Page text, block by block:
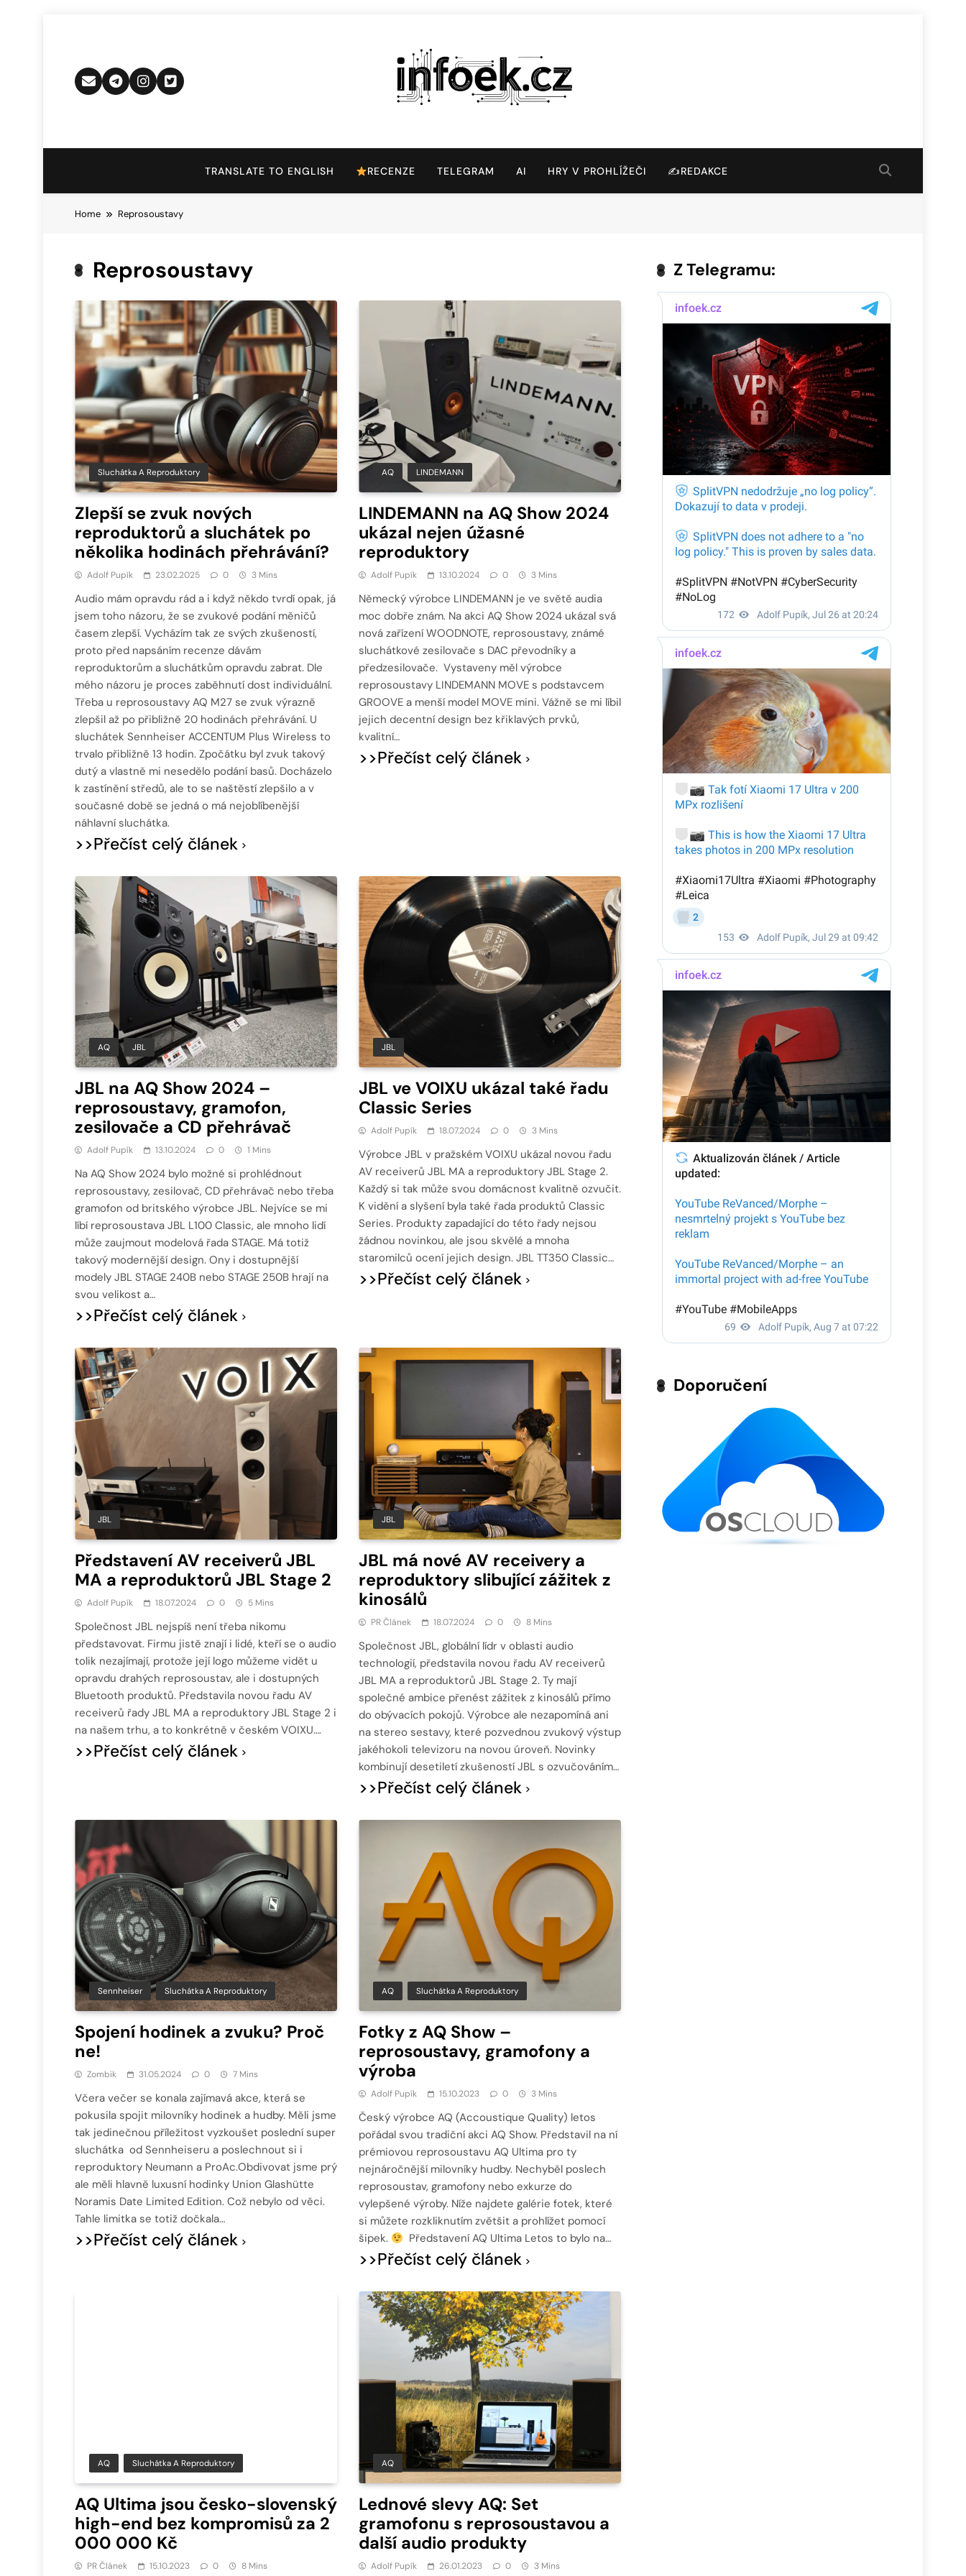
Infoek.cz
TRANSLATE TO ENGLISH RECENZE TELEGRAM AI HRY V PROHLÍŽEČI ✍️REDAKCE
Home Reprosoustavy
Reprosoustavy
Sluchátka A Reproduktory
Zlepší se zvuk nových
reproduktorů a sluchátek po
několika hodinách přehrávání?
Adolf Pupík 23.02.2025 0 3 Mins
Audio mám opravdu rád a i když někdo tvrdí opak, já
jsem toho názoru, že se zvukové podání měničů
časem zlepší. Vycházím tak ze svých zkušeností,
proto před napsáním recenze dávám
reproduktorům a sluchátkům opravdu zabrat. Dle
mého názoru je proces zaběhnutí dost individuální.
Třeba u reprosoustavy AQ M27 se zvuk výrazně
zlepšil až po přibližně 20 hodinách přehrávání. U
sluchátek Sennheiser ACCENTUM Plus Wireless to
trvalo přibližně 13 hodin. Zpočátku byl zvuk takový
dutý a vlastně mi nesedělo podání basů. Docházelo
k zastínění středů, ale to se naštěstí zlepšilo a v
současné době se jedná o má nejoblíbenější
náhlavní sluchátka.
>>Přečíst celý článek
AQ LINDEMANN
LINDEMANN na AQ Show 2024
ukázal nejen úžasné
reproduktory
Adolf Pupík 13.10.2024 0 3 Mins
Německý výrobce LINDEMANN je ve světě audia
moc dobře znám. Na akci AQ Show 2024 ukázal svá
nová zařízení WOODNOTE, reprosoustavy, známé
sluchátkové zesilovače s DAC převodníky a
předzesilovače. Vystaveny měl výrobce
reprosoustavy LINDEMANN MOVE s podstavcem
GROOVE a menší model MOVE mini. Vážně se mi líbil
jejich decentní design bez křiklavých prvků,
kvalitní…
>>Přečíst celý článek
AQ JBL
JBL na AQ Show 2024 –
reprosoustavy, gramofon,
zesilovače a CD přehrávač
Adolf Pupík 13.10.2024 0 1 Mins
Na AQ Show 2024 bylo možné si prohlédnout
reprosoustavy, zesilovač, CD přehrávač nebo třeba
gramofon od britského výrobce JBL. Nejvíce se mi
líbí reprosoustava JBL L100 Classic, ale mnoho lidí
může zaujmout modelová řada STAGE. Má totiž
takový modernější design. Ony i dostupnější
modely JBL STAGE 240B nebo STAGE 250B hrají na
svou velikost a…
>>Přečíst celý článek
JBL
JBL ve VOIXU ukázal také řadu
Classic Series
Adolf Pupík 18.07.2024 0 3 Mins
Výrobce JBL v pražském VOIXU ukázal novou řadu
AV receiverů JBL MA a reproduktory JBL Stage 2.
Každý si tak může svou domácnost kvalitně ozvučit.
K vidění a slyšení byla také řada produktů Classic
Series. Produkty zapadající do této řady nejsou
žádnou novinkou, ale jsou skvělé a mnoha
staromilců ocení jejich design. JBL TT350 Classic…
>>Přečíst celý článek
JBL
Představení AV receiverů JBL
MA a reproduktorů JBL Stage 2
Adolf Pupík 18.07.2024 0 5 Mins
Společnost JBL nejspíš není třeba nikomu
představovat. Firmu jistě znají i lidé, kteří se o audio
tolik nezajímají, protože její logo můžeme vidět u
opravdu drahých reprosoustav, ale i dostupných
Bluetooth produktů. Představila novou řadu AV
receiverů řady JBL MA a reproduktory JBL Stage 2 i
na našem trhu, a to konkrétně v českém VOIXU….
>>Přečíst celý článek
JBL
JBL má nové AV receivery a
reproduktory slibující zážitek z
kinosálů
PR Článek 18.07.2024 0 8 Mins
Společnost JBL, globální lídr v oblasti audio
technologií, představila novou řadu AV receiverů
JBL MA a reproduktorů JBL Stage 2. Ty mají
společné ambice přenést zážitek z kinosálů přímo
do obývacích pokojů. Výrobce ale nezapomíná ani
na stereo sestavy, které pozvednou zvukový výstup
jakéhokoli televizoru na novou úroveň. Novinky
kombinují desetiletí zkušeností JBL s ozvučováním…
>>Přečíst celý článek
Sennheiser Sluchátka A Reproduktory
Spojení hodinek a zvuku? Proč
ne!
Zombik 31.05.2024 0 7 Mins
Včera večer se konala zajímavá akce, která se
pokusila spojit milovníky hodinek a hudby. Měli jsme
tak jedinečnou příležitost vyzkoušet poslední super
sluchátka od Sennheiseru a poslechnout si i
reproduktory Neumann a ProAc.Obdivovat jsme prý
ale měli hlavně luxusní hodinky Union Glashütte
Noramis Date Limited Edition. Což nebylo od věci.
Tahle limitka se totiž dočkala…
>>Přečíst celý článek
AQ Sluchátka A Reproduktory
Fotky z AQ Show –
reprosoustavy, gramofony a
výroba
Adolf Pupík 15.10.2023 0 3 Mins
Český výrobce AQ (Accoustique Quality) letos
pořádal svou tradiční akci AQ Show. Představil na ní
prémiovou reprosoustavu AQ Ultima pro ty
nejnáročnější milovníky hudby. Nechyběl poslech
reprosoustav, gramofony nebo exkurze do
vylepšené výroby. Níže najdete galérie fotek, které
si můžete rozkliknutím zvětšit a prohlížet pomocí
šipek.
Představení AQ Ultima Letos to bylo na…
>>Přečíst celý článek
AQ Sluchátka A Reproduktory
AQ Ultima jsou česko-slovenský
high-end bez kompromisů za 2
000 000 Kč
PR Článek 15.10.2023 0 8 Mins
AQ
Lednové slevy AQ: Set
gramofonu s reprosoustavou a
další audio produkty
Adolf Pupík 26.01.2023 0 3 Mins
Z Telegramu:
Doporučení